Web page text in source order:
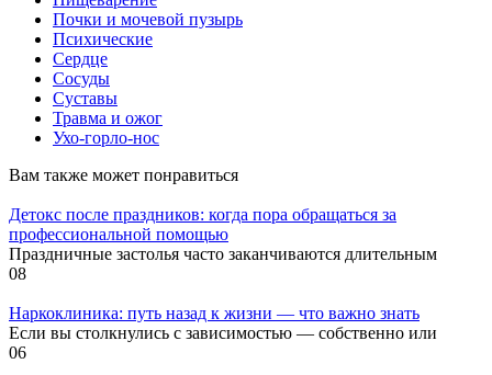
Почки и мочевой пузырь
Психические
Сердце
Сосуды
Суставы
Травма и ожог
Ухо-горло-нос
Вам также может понравиться
Детокс после праздников: когда пора обращаться за
профессиональной помощью
Праздничные застолья часто заканчиваются длительным
08
Наркоклиника: путь назад к жизни — что важно знать
Если вы столкнулись с зависимостью — собственно или
06